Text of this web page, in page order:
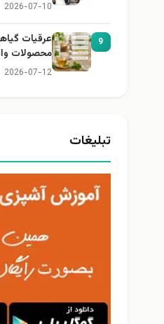
2026-07-10
9
عرقیات
محصولات
دارند؟
2026-07-12
تبلیغات